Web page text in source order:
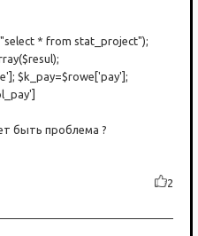
* from stat_project");
$k_pay=$rowe['pay'];
быть проблема ?
2